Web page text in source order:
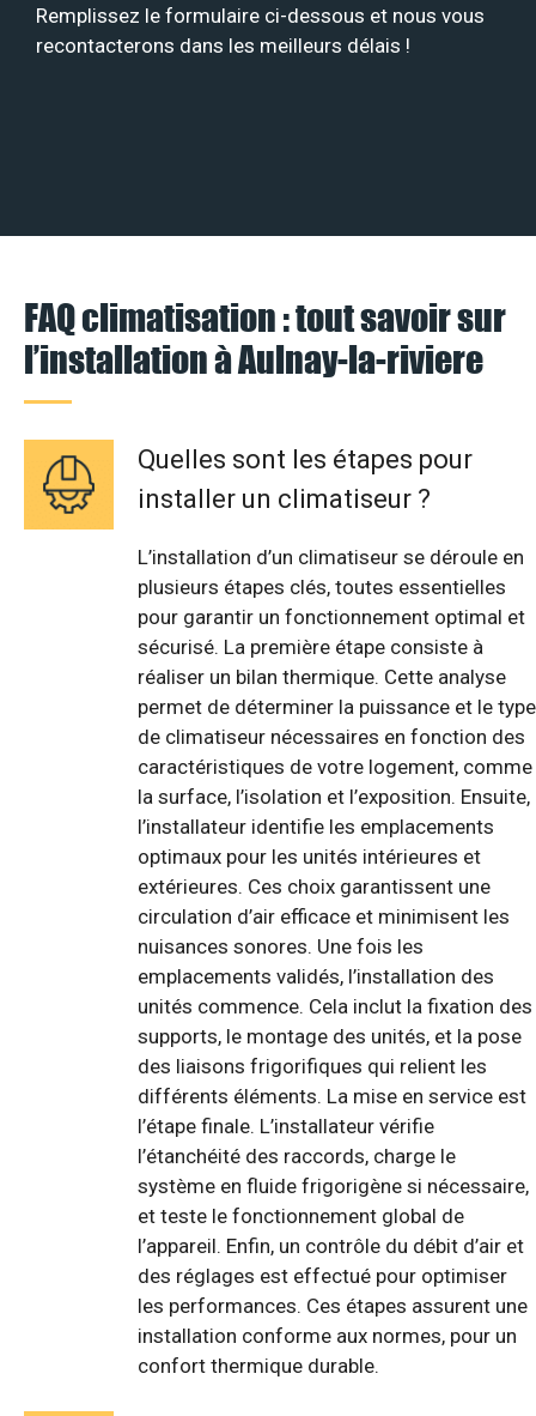
Remplissez le formulaire ci-dessous et nous vous
recontacterons dans les meilleurs délais !
FAQ climatisation : tout savoir sur
l’installation à Aulnay-la-riviere
Quelles sont les étapes pour
installer un climatiseur ?
L’installation d’un climatiseur se déroule en
plusieurs étapes clés, toutes essentielles
pour garantir un fonctionnement optimal et
sécurisé. La première étape consiste à
réaliser un bilan thermique. Cette analyse
permet de déterminer la puissance et le type
de climatiseur nécessaires en fonction des
caractéristiques de votre logement, comme
la surface, l’isolation et l’exposition. Ensuite,
l’installateur identifie les emplacements
optimaux pour les unités intérieures et
extérieures. Ces choix garantissent une
circulation d’air efficace et minimisent les
nuisances sonores. Une fois les
emplacements validés, l’installation des
unités commence. Cela inclut la fixation des
supports, le montage des unités, et la pose
des liaisons frigorifiques qui relient les
différents éléments. La mise en service est
l’étape finale. L’installateur vérifie
l’étanchéité des raccords, charge le
système en fluide frigorigène si nécessaire,
et teste le fonctionnement global de
l’appareil. Enfin, un contrôle du débit d’air et
des réglages est effectué pour optimiser
les performances. Ces étapes assurent une
installation conforme aux normes, pour un
confort thermique durable.